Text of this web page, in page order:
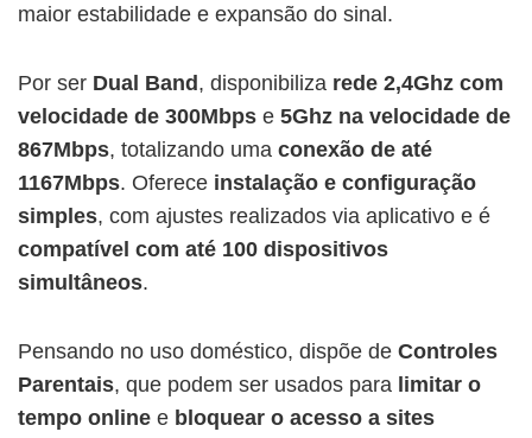
maior estabilidade e expansão do sinal.
Por ser Dual Band , disponibiliza rede 2,4Ghz com
velocidade de 300Mbps e 5Ghz na velocidade de
867Mbps, totalizando uma conexão de até
1167Mbps. Oferece instalação e configuração
simples, com ajustes realizados via aplicativo e é
compatível com até 100 dispositivos
simultâneos.
Pensando no uso doméstico, dispõe de Controles
Parentais, que podem ser usados para limitar o
tempo online e bloquear o acesso a sites